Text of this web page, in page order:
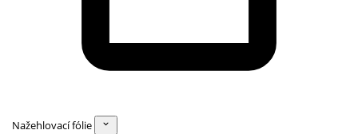
Nažehlovací fólie